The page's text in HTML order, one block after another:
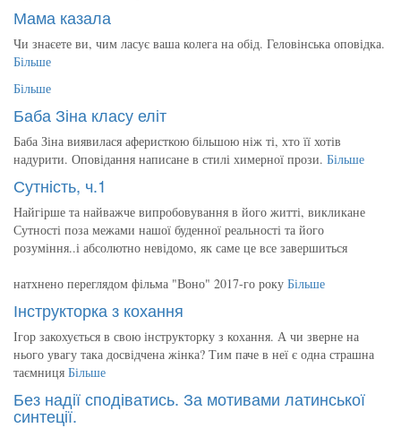
Мама казала
Чи знаєете ви, чим ласує ваша колега на обід. Геловінська оповідка.
Більше
Більше
Баба Зіна класу еліт
Баба Зіна виявилася аферисткою більшою ніж ті, хто її хотів
надурити. Оповідання написане в стилі химерної прози. Більше
Сутність, ч.1
Найгірше та найважче випробовування в його житті, викликане
Сутності поза межами нашої буденної реальності та його
розуміння..і абсолютно невідомо, як саме це все завершиться
натхнено переглядом фільма "Воно" 2017-го року Більше
Інструкторка з кохання
Ігор закохується в свою інструкторку з кохання. А чи зверне на
нього увагу така досвідчена жінка? Тим паче в неї є одна страшна
таємниця Більше
Без надії сподіватись. За мотивами латинської
синтеції.